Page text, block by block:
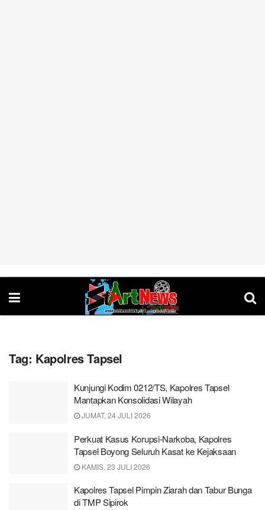
Tag: Kapolres Tapsel
Kunjungi Kodim 0212/TS, Kapolres Tapsel
Mantapkan Konsolidasi Wilayah
JUMAT, 24 JULI 2026
Perkuat Kasus Korupsi-Narkoba, Kapolres
Tapsel Boyong Seluruh Kasat ke Kejaksaan
KAMIS, 23 JULI 2026
Kapolres Tapsel Pimpin Ziarah dan Tabur Bunga
di TMP Sipirok